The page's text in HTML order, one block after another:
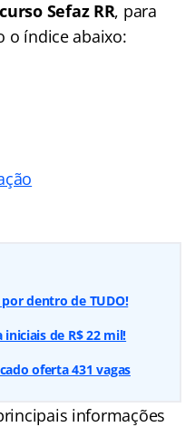
Sefaz RR, para
o índice abaixo:
dentro de TUDO!
de R$ 22 mil!
oferta 431 vagas
informações